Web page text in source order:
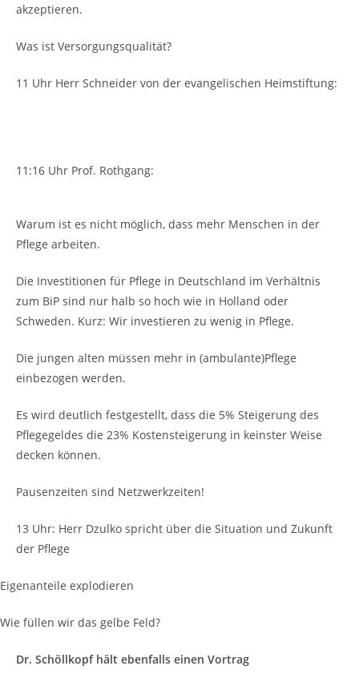
akzeptieren.
Was ist Versorgungsqualität?
11 Uhr Herr Schneider von der evangelischen Heimstiftung:
11:16 Uhr Prof. Rothgang:
Warum ist es nicht möglich, dass mehr Menschen in der
Pflege arbeiten.
Die Investitionen für Pflege in Deutschland im Verhältnis
zum BiP sind nur halb so hoch wie in Holland oder
Schweden. Kurz: Wir investieren zu wenig in Pflege.
Die jungen alten müssen mehr in (ambulante)Pflege
einbezogen werden.
Es wird deutlich festgestellt, dass die 5% Steigerung des
Pflegegeldes die 23% Kostensteigerung in keinster Weise
decken können.
Pausenzeiten sind Netzwerkzeiten!
13 Uhr: Herr Dzulko spricht über die Situation und Zukunft
der Pflege
Eigenanteile explodieren
Wie füllen wir das gelbe Feld?
Dr. Schöllkopf hält ebenfalls einen Vortrag